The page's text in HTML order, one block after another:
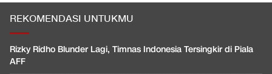
REKOMENDASI UNTUKMU
Rizky Ridho Blunder Lagi, Timnas Indonesia Tersingkir di Piala
AFF